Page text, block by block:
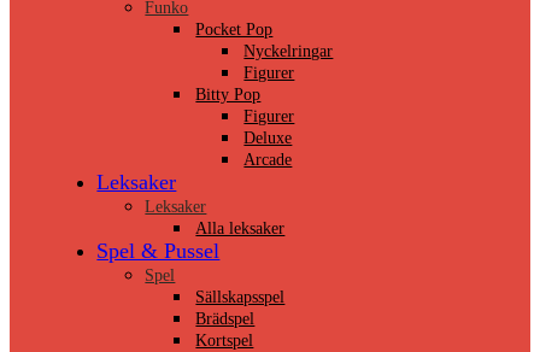
Funko
Pocket Pop
Nyckelringar
Figurer
Bitty Pop
Figurer
Deluxe
Arcade
Leksaker
Leksaker
Alla leksaker
Spel & Pussel
Spel
Sällskapsspel
Brädspel
Kortspel